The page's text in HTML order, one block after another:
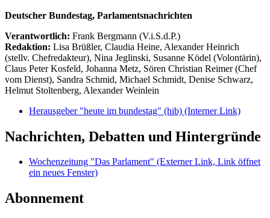
Deutscher Bundestag, Parlamentsnachrichten
Verantwortlich: Frank Bergmann (V.i.S.d.P.)
Redaktion: Lisa Brüßler, Claudia Heine, Alexander Heinrich
(stellv. Chefredakteur), Nina Jeglinski, Susanne Ködel (Volontärin),
Claus Peter Kosfeld, Johanna Metz, Sören Christian Reimer (Chef
vom Dienst), Sandra Schmid, Michael Schmidt, Denise Schwarz,
Helmut Stoltenberg, Alexander Weinlein
Herausgeber "heute im bundestag" (hib) (Interner Link)
Nachrichten, Debatten und Hintergründe
Wochenzeitung "Das Parlament" (Externer Link, Link öffnet
ein neues Fenster)
Abonnement